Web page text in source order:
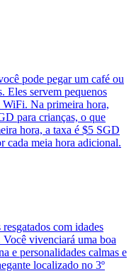
pode pegar um café ou
Eles servem pequenos
WiFi. Na primeira hora,
para crianças, o que
hora, a taxa é $5 SGD
cada meia hora adicional.
com idades
Você vivenciará uma boa
e personalidades calmas e
localizado no 3º